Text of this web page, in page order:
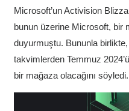
Microsoft’un Activision
bunun üzerine Microsoft, bir
duyurmuştu. Bununla birlikte,
takvimlerden Temmuz
bir mağaza olacağını söyledi.